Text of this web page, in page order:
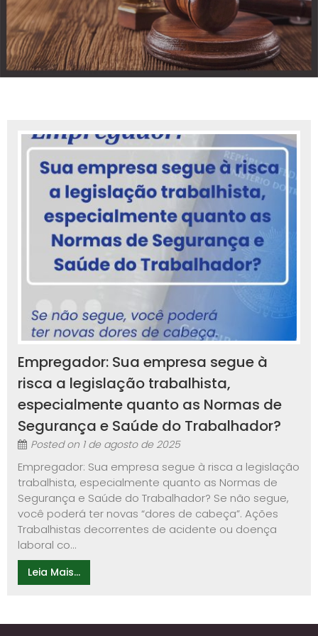
Empregador: Sua empresa segue à
risca a legislação trabalhista,
especialmente quanto as Normas de
Segurança e Saúde do Trabalhador?
Posted on 1 de agosto de 2025
Empregador: Sua empresa segue à risca a legislação
trabalhista, especialmente quanto as Normas de
Segurança e Saúde do Trabalhador? Se não segue,
você poderá ter novas “dores de cabeça”. Ações
Trabalhistas decorrentes de acidente ou doença
laboral co...
Leia Mais...